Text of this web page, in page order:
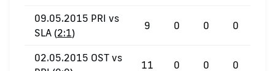
09.05.2015 PRI vs
SLA (2:1)
9 0 0 0
02.05.2015 OST vs
11 0 0 0